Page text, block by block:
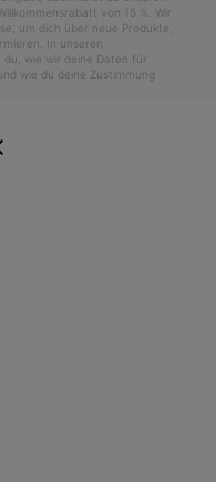
von 15 %. Wir
um dich über neue Produkte,
In unseren
du, wie wir deine Daten für
wie du deine Zustimmung